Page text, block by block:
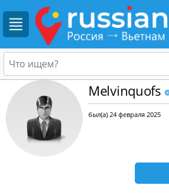
Melvinquofs
был(а) 24 февраля 2025